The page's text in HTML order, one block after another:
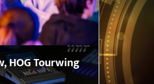
HOG Tourwing